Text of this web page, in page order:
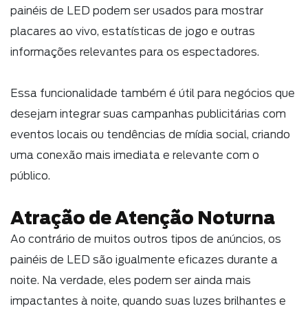
painéis de LED podem ser usados para mostrar
placares ao vivo, estatísticas de jogo e outras
informações relevantes para os espectadores.
Essa funcionalidade também é útil para negócios que
desejam integrar suas campanhas publicitárias com
eventos locais ou tendências de mídia social, criando
uma conexão mais imediata e relevante com o
público.
Atração de Atenção Noturna
Ao contrário de muitos outros tipos de anúncios, os
painéis de LED são igualmente eficazes durante a
noite. Na verdade, eles podem ser ainda mais
impactantes à noite, quando suas luzes brilhantes e